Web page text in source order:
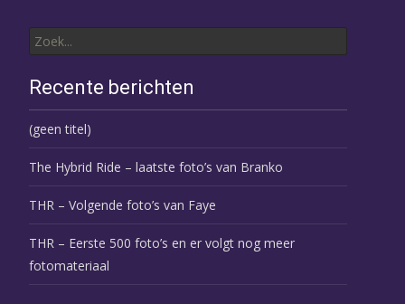
naar:
Recente berichten
(geen titel)
The Hybrid Ride – laatste foto’s van Branko
THR – Volgende foto’s van Faye
THR – Eerste 500 foto’s en er volgt nog meer
fotomateriaal